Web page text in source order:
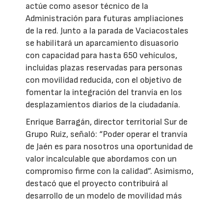
actúe como asesor técnico de la
Administración para futuras ampliaciones
de la red. Junto a la parada de Vaciacostales
se habilitará un aparcamiento disuasorio
con capacidad para hasta 650 vehículos,
incluidas plazas reservadas para personas
con movilidad reducida, con el objetivo de
fomentar la integración del tranvía en los
desplazamientos diarios de la ciudadanía.
Enrique Barragán, director territorial Sur de
Grupo Ruiz, señaló: “Poder operar el tranvía
de Jaén es para nosotros una oportunidad de
valor incalculable que abordamos con un
compromiso firme con la calidad”. Asimismo,
destacó que el proyecto contribuirá al
desarrollo de un modelo de movilidad más